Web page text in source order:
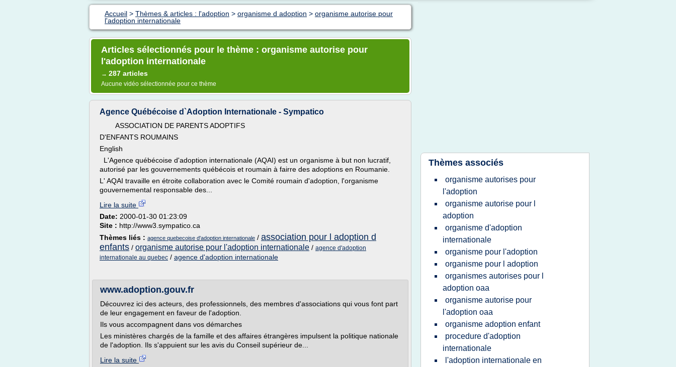
Accueil > Thèmes & articles : l'adoption > organisme d adoption > organisme autorise pour
l'adoption internationale
Articles sélectionnés pour le thème : organisme autorise pour
l'adoption internationale
→ 287 articles
Aucune vidéo sélectionnée pour ce thème
Agence Québécoise d`Adoption Internationale - Sympatico
ASSOCIATION DE PARENTS ADOPTIFS
D'ENFANTS ROUMAINS
English
L'Agence québécoise d'adoption internationale (AQAI) est un organisme à but non lucratif,
autorisé par les gouvernements québécois et roumain à fairre des adoptions en Roumanie.
L' AQAI travaille en étroite collaboration avec le Comité roumain d'adoption, l'organisme
gouvernemental responsable des...
Lire la suite
Date: 2000-01-30 01:23:09
Site : http://www3.sympatico.ca
Thèmes liés : agence quebecoise d'adoption internationale / association pour l adoption d
enfants / organisme autorise pour l'adoption internationale / agence d'adoption
internationale au quebec / agence d'adoption internationale
www.adoption.gouv.fr
Découvrez ici des acteurs, des professionnels, des membres d'associations qui vous font part
de leur engagement en faveur de l'adoption.
Ils vous accompagnent dans vos démarches
Les ministères chargés de la famille et des affaires étrangères impulsent la politique nationale
de l'adoption. Ils s'appuient sur les avis du Conseil supérieur de...
Lire la suite
Thèmes associés
organisme autorises pour
l'adoption
organisme autorise pour l
adoption
organisme d'adoption
internationale
organisme pour l'adoption
organisme pour l adoption
organismes autorises pour l
adoption oaa
organisme autorise pour
l'adoption oaa
organisme adoption enfant
procedure d'adoption
internationale
l'adoption internationale en